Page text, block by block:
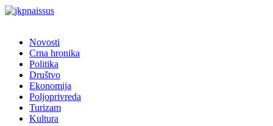
Novosti
Crna hronika
Politika
Društvo
Ekonomija
Poljoprivreda
Turizam
Kultura